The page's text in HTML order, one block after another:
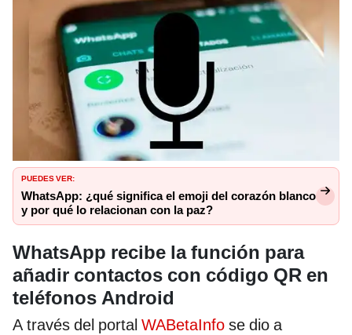
PUEDES VER:
WhatsApp: ¿qué significa el emoji del corazón blanco
y por qué lo relacionan con la paz?
WhatsApp recibe la función para
añadir contactos con código QR en
teléfonos Android
A través del portal WABetaInfo se dio a